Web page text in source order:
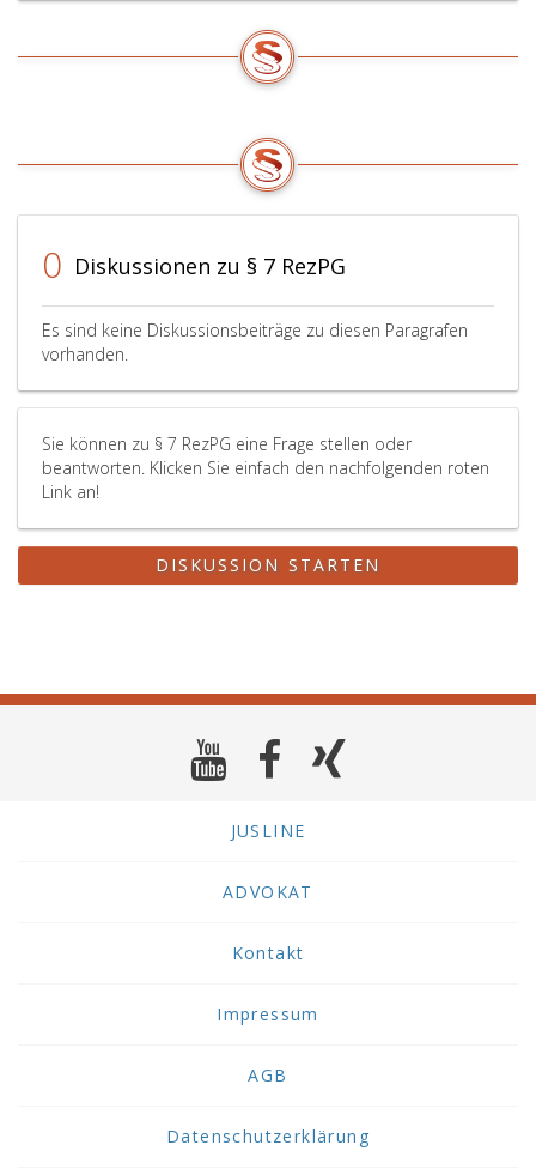
0 Diskussionen zu § 7 RezPG
Es sind keine Diskussionsbeiträge zu diesen Paragrafen
vorhanden.
Sie können zu § 7 RezPG eine Frage stellen oder
beantworten. Klicken Sie einfach den nachfolgenden roten
Link an!
DISKUSSION STARTEN
JUSLINE
ADVOKAT
Kontakt
Impressum
AGB
Datenschutzerklärung